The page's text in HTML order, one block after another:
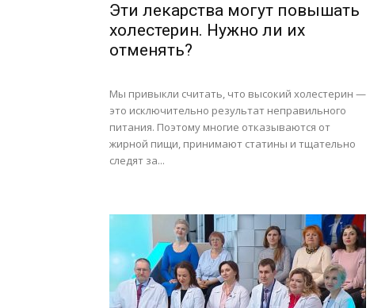
Эти лекарства могут повышать
холестерин. Нужно ли их
отменять?
Мы привыкли считать, что высокий холестерин —
это исключительно результат неправильного
питания. Поэтому многие отказываются от
жирной пищи, принимают статины и тщательно
следят за...